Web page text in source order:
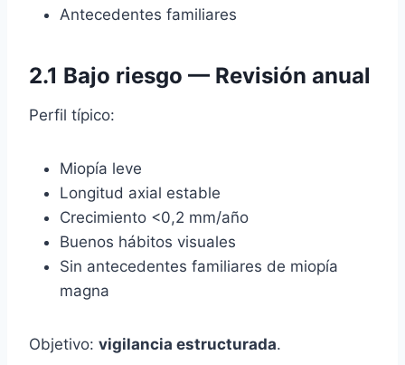
Antecedentes familiares
2.1 Bajo riesgo — Revisión anual
Perfil típico:
Miopía leve
Longitud axial estable
Crecimiento <0,2 mm/año
Buenos hábitos visuales
Sin antecedentes familiares de miopía
magna
Objetivo: vigilancia estructurada.